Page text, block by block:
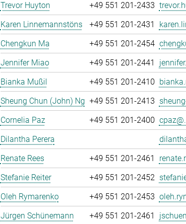
Trevor Huyton
+49 551 201-2433
Karen Linnemannstöns
+49 551 201-2431
Chengkun Ma
+49 551 201-2454
Jennifer Miao
+49 551 201-2441
Bianka Mußil
+49 551 201-2410
Sheung Chun (John) Ng +49 551 201-2413
Cornelia Paz
+49 551 201-2400
Dilantha Perera
Renate Rees
+49 551 201-2461
Stefanie Reiter
+49 551 201-2452
Oleh Rymarenko
+49 551 201-2453
Jürgen Schünemann
+49 551 201-2461